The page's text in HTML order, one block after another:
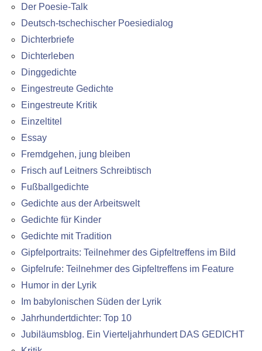
Der Poesie-Talk
Deutsch-tschechischer Poesiedialog
Dichterbriefe
Dichterleben
Dinggedichte
Eingestreute Gedichte
Eingestreute Kritik
Einzeltitel
Essay
Fremdgehen, jung bleiben
Frisch auf Leitners Schreibtisch
Fußballgedichte
Gedichte aus der Arbeitswelt
Gedichte für Kinder
Gedichte mit Tradition
Gipfelportraits: Teilnehmer des Gipfeltreffens im Bild
Gipfelrufe: Teilnehmer des Gipfeltreffens im Feature
Humor in der Lyrik
Im babylonischen Süden der Lyrik
Jahrhundertdichter: Top 10
Jubiläumsblog. Ein Vierteljahrhundert DAS GEDICHT